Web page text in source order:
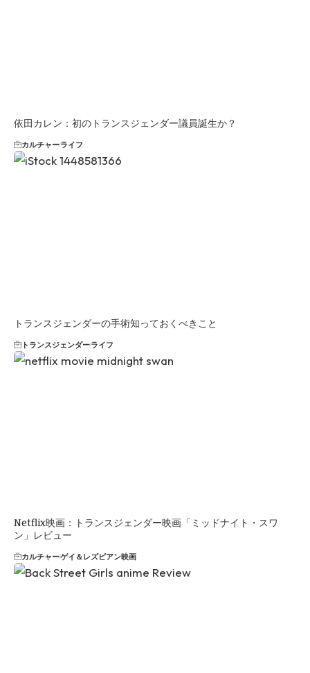
依田カレン：初のトランスジェンダー議員誕生か？
カルチャーライフ
トランスジェンダーの手術知っておくべきこと
トランスジェンダーライフ
Netflix映画：トランスジェンダー映画「ミッドナイト・スワ
ン」レビュー
カルチャーゲイ＆レズビアン映画